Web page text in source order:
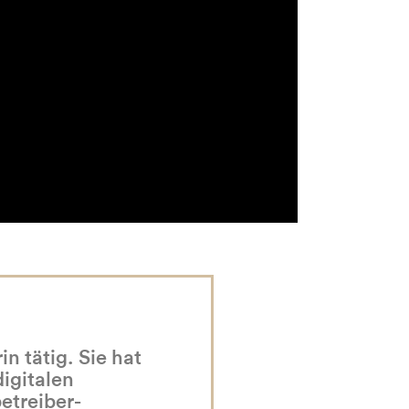
tätig. Sie hat